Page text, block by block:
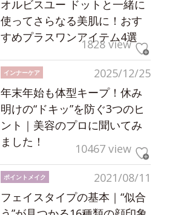
オルビスユー ドットと一緒に
使ってさらなる美肌に！おす
すめプラスワンアイテム4選
1828 view
2025/12/25
インナーケア
年末年始も体型キープ！休み
明けの“ドキッ”を防ぐ3つのヒ
ント｜美容のプロに聞いてみ
ました！
10467 view
2021/08/11
ポイントメイク
フェイスタイプの基本｜“似合